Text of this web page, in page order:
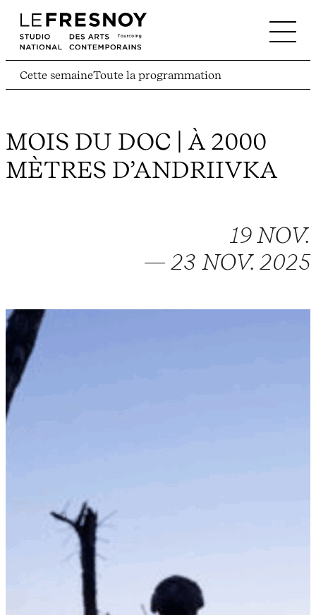
Cette semaineToute la programmation
MOIS DU DOC | À 2000
MÈTRES D’ANDRIIVKA
19 NOV.
— 23 NOV. 2025